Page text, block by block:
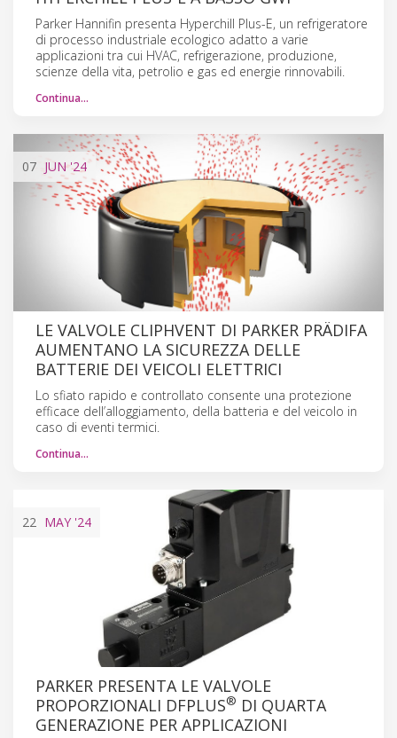
Parker Hannifin presenta Hyperchill Plus-E, un refrigeratore
di processo industriale ecologico adatto a varie
applicazioni tra cui HVAC, refrigerazione, produzione,
scienze della vita, petrolio e gas ed energie rinnovabili.
Continua…
07 JUN'24
LE VALVOLE CLIPHVENT DI PARKER PRÄDIFA
AUMENTANO LA SICUREZZA DELLE
BATTERIE DEI VEICOLI ELETTRICI
Lo sfiato rapido e controllato consente una protezione
efficace dell’alloggiamento, della batteria e del veicolo in
caso di eventi termici.
Continua…
22 MAY '24
PARKER PRESENTA LE VALVOLE
PROPORZIONALI DFPLUS® DI QUARTA
GENERAZIONE PER APPLICAZIONI